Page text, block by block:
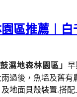
區推薦︱
鼓濕地森林園區」 早
過後，魚塭及舊有
地面貝殼裝置.搭